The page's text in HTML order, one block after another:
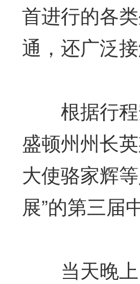
首进行的各
通，还广泛
根据行程
盛顿州州长
大使骆家辉
展”的第三届
当天晚上